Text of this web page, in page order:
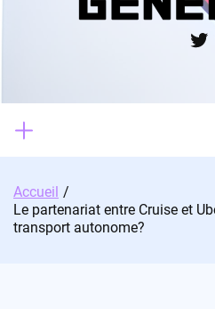
Accueil
Le partenariat entre Cruise et
transport autonome?